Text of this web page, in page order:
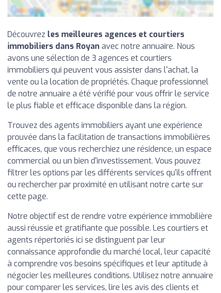
Découvrez les meilleures agences et courtiers
immobiliers dans Royan avec notre annuaire. Nous
avons une sélection de 3 agences et courtiers
immobiliers qui peuvent vous assister dans l'achat, la
vente ou la location de propriétés. Chaque professionnel
de notre annuaire a été vérifié pour vous offrir le service
le plus fiable et efficace disponible dans la région.
Trouvez des agents immobiliers ayant une expérience
prouvée dans la facilitation de transactions immobilières
efficaces, que vous recherchiez une résidence, un espace
commercial ou un bien d'investissement. Vous pouvez
filtrer les options par les différents services qu'ils offrent
ou rechercher par proximité en utilisant notre carte sur
cette page.
Notre objectif est de rendre votre expérience immobilière
aussi réussie et gratifiante que possible. Les courtiers et
agents répertoriés ici se distinguent par leur
connaissance approfondie du marché local, leur capacité
à comprendre vos besoins spécifiques et leur aptitude à
négocier les meilleures conditions. Utilisez notre annuaire
pour comparer les services, lire les avis des clients et